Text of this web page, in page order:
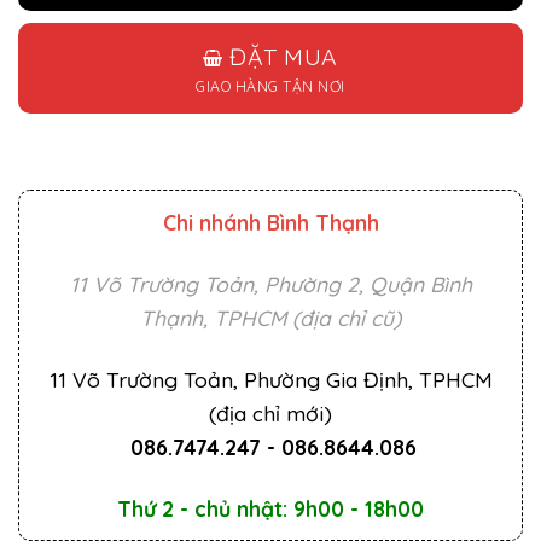
ĐẶT MUA
GIAO HÀNG TẬN NƠI
Chi nhánh Bình Thạnh
11 Võ Trường Toản, Phường 2, Quận Bình
Thạnh, TPHCM (địa chỉ cũ)
11 Võ Trường Toản, Phường Gia Định, TPHCM
(địa chỉ mới)
086.7474.247 - 086.8644.086
Thứ 2 - chủ nhật: 9h00 - 18h00